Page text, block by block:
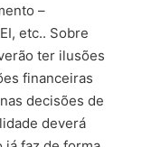
–
etc.. Sobre
ter ilusões
financeiras
decisões de
deverá